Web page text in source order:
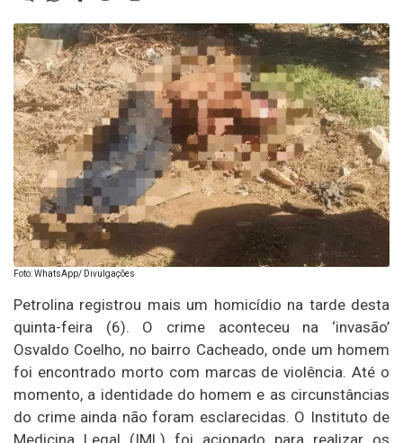
Foto: WhatsApp/ Divulgações
Petrolina registrou mais um homicídio na tarde desta
quinta-feira (6). O crime aconteceu na ‘invasão’
Osvaldo Coelho, no bairro Cacheado, onde um homem
foi encontrado morto com marcas de violência. Até o
momento, a identidade do homem e as circunstâncias
do crime ainda não foram esclarecidas. O Instituto de
Medicina Legal (IML) foi acionado para realizar os